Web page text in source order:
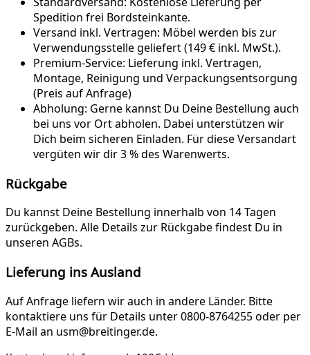
Spedition frei Bordsteinkante.
Versand inkl. Vertragen: Möbel werden bis zur
Verwendungsstelle geliefert (149 € inkl. MwSt.).
Premium-Service: Lieferung inkl. Vertragen,
Montage, Reinigung und Verpackungsentsorgung
(Preis auf Anfrage)
Abholung: Gerne kannst Du Deine Bestellung auch
bei uns vor Ort abholen. Dabei unterstützen wir
Dich beim sicheren Einladen. Für diese Versandart
vergüten wir dir 3 % des Warenwerts.
Rückgabe
Du kannst Deine Bestellung innerhalb von 14 Tagen
zurückgeben. Alle Details zur Rückgabe findest Du in
unseren AGBs.
Lieferung ins Ausland
Auf Anfrage liefern wir auch in andere Länder. Bitte
kontaktiere uns für Details unter 0800-8764255 oder per
E-Mail an usm@breitinger.de.